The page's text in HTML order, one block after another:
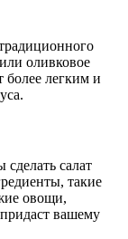
оливковое
более легким и
салат
такие
овощи,
вашему